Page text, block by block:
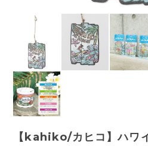
【kahiko/カヒコ】ハワ